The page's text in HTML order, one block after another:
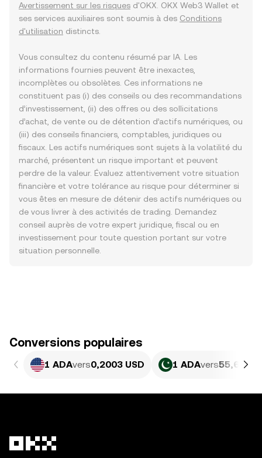
Avertissement sur les risques d'OKX. OKX Web3 Wallet et
ses services auxiliaires sont soumis à des Conditions
d'utilisation distincts.
Vous consultez du contenu résumé par IA. Les
informations fournies peuvent être inexactes,
incomplètes ou obsolètes. Ces informations ne
constituent pas (i) des conseils ou des recommandations
d’investissement, (ii) des offres ou des sollicitations
d’achat, de vente ou de détention d’actifs numériques, ou
(iii) des conseils financiers, comptables, juridiques ou
fiscaux. Les actifs numériques sont sujets à la volatilité du
marché, présentent un risque important et peuvent
perdre de la valeur. Évaluez attentivement votre situation
financière et votre tolérance au risque pour déterminer si
vous êtes en mesure de détenir des actifs numériques ou
de vous livrer à des activités de trading. Demandez
conseil auprès de votre expert juridique, fiscal ou en
investissement pour toute question portant sur votre
situation personnelle.
Conversions populaires
1 ADAvers0,2003 USD 1 ADAvers55,63